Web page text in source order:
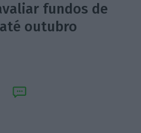
fundos de
outubro